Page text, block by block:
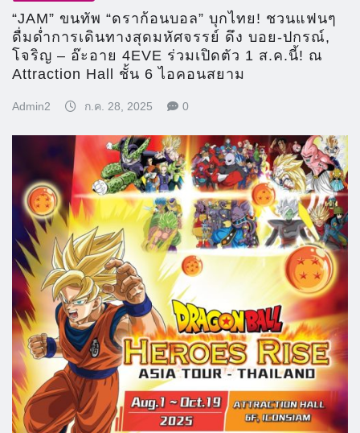
“JAM” ขนทัพ “ดราก้อนบอล” บุกไทย! ชวนแฟนๆ
ดื่มด่ำการเดินทางสุดมหัศจรรย์ ดึง บอย-ปกรณ์,
โจริญ – อ๊ะอาย 4EVE ร่วมเปิดตัว 1 ส.ค.นี้! ณ
Attraction Hall ชั้น 6 ไอคอนสยาม
Admin2 ก.ค. 28, 2025 0